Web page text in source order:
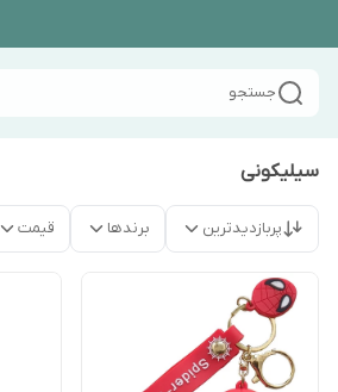
جستجو
سیلیکونی
پربازدیدترین برندها قیمت